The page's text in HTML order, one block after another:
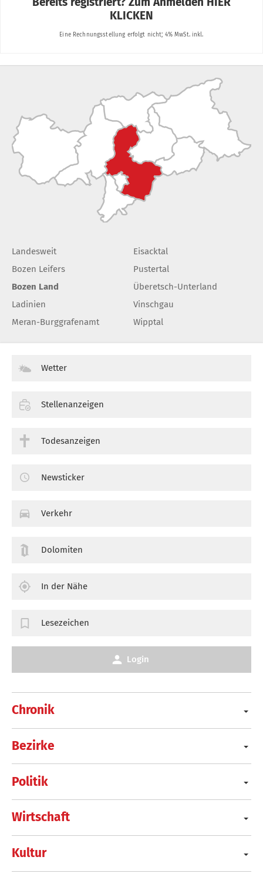
Landesweit
Bozen Leifers
Bozen Land
Ladinien
Meran-Burggrafenamt
Eisacktal
Pustertal
Überetsch-Unterland
Vinschgau
Wipptal
Chronik
Bezirke
Politik
Wirtschaft
Kultur
Wetter
Stellenanzeigen
Todesanzeigen
Newsticker
Verkehr
Dolomiten
In der Nähe
Lesezeichen
Login